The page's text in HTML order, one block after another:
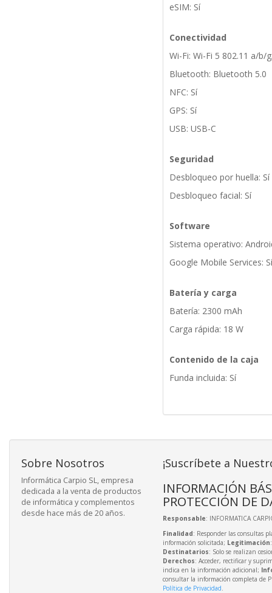
eSIM: Sí
Conectividad
Wi-Fi: Wi-Fi 5 802.11 a/b/
Bluetooth: Bluetooth 5.0
NFC: Sí
GPS: Sí
USB: USB-C
Seguridad
Desbloqueo por huella: Sí
Desbloqueo facial: Sí
Software
Sistema operativo:
Google Mobile Services: Sí
Batería y carga
Batería: 2300 mAh
Carga rápida: 18 W
Contenido de la caja
Funda incluida: Sí
Sobre Nosotros
Informática Carpio SL, empresa
dedicada a la venta de productos
de informática y complementos
desde hace más de 20 años.
¡Suscríbete a
INFORMACIÓN
PROTECCIÓN DE
Responsable: INFORMATICA
Finalidad: Responder las consultas
información solicitada; Legitimación
Destinatarios: Solo se realizan
Derechos: Acceder, rectificar y
indica en la información adicional;
consultar la información completa de
Política de Privacidad.